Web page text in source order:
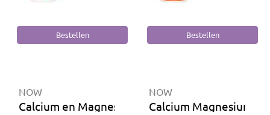
NOW
Calcium en Magnesium met D3 en K2
NOW
Calcium Magnesium